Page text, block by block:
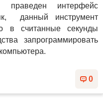
интерфейс
данный инструмент
в считанные секунды
запрограммировать
0